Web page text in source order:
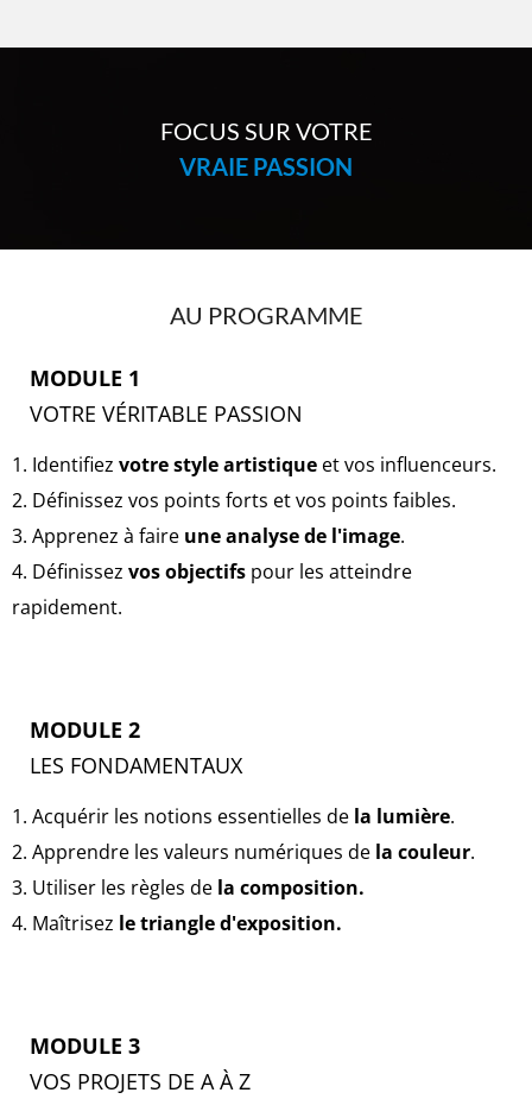
FOCUS SUR VOTRE
VRAIE PASSION
AU PROGRAMME
MODULE 1
VOTRE VÉRITABLE PASSION
1. Identifiez votre style artistique et vos influenceurs.
2. Définissez vos points forts et vos points faibles.
3. Apprenez à faire une analyse de l'image.
4. Définissez vos objectifs pour les atteindre
rapidement.
MODULE 2
LES FONDAMENTAUX
1. Acquérir les notions essentielles de la lumière.
2. Apprendre les valeurs numériques de la couleur.
3. Utiliser les règles de la composition.
4. Maîtrisez le triangle d'exposition.
MODULE 3
VOS PROJETS DE A À Z